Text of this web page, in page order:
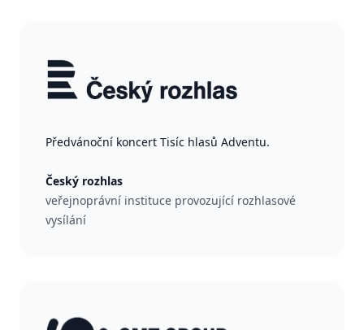
Předvánoční koncert Tisíc hlasů Adventu.
Český rozhlas
veřejnoprávní instituce provozující rozhlasové
vysílání